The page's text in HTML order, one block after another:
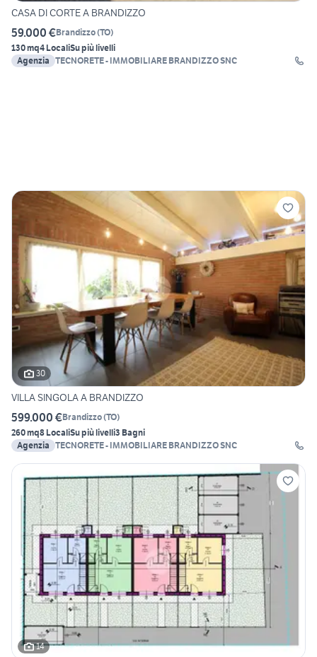
CASA DI CORTE A BRANDIZZO
59.000 €Brandizzo(TO)
130 mq4 LocaliSu più livelli
Agenzia TECNORETE - IMMOBILIARE BRANDIZZO SNC
30
VILLA SINGOLA A BRANDIZZO
599.000 €Brandizzo(TO)
260 mq8 LocaliSu più livelli3 Bagni
Agenzia TECNORETE - IMMOBILIARE BRANDIZZO SNC
14